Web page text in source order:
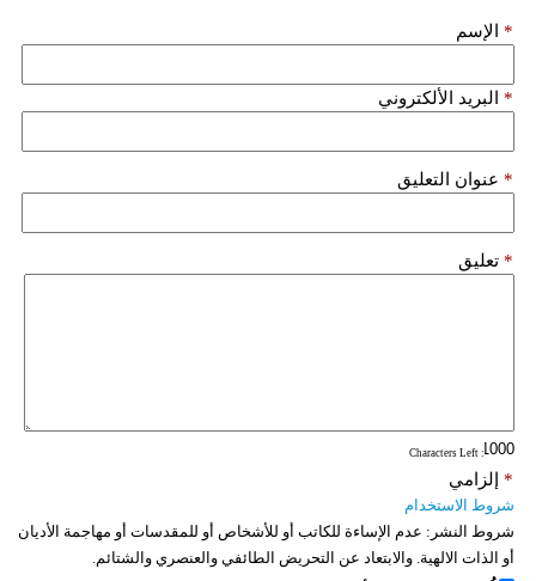
سيارات
الإسم *
البريد الألكتروني *
عنوان التعليق *
تعليق *
: Characters Left
إلزامي *
شروط الاستخدام
شروط النشر: عدم الإساءة للكاتب أو للأشخاص أو للمقدسات أو مهاجمة الأديان
أو الذات الالهية. والابتعاد عن التحريض الطائفي والعنصري والشتائم.